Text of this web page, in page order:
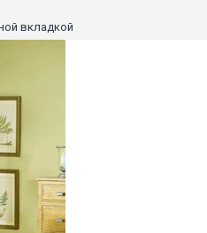
вкладкой